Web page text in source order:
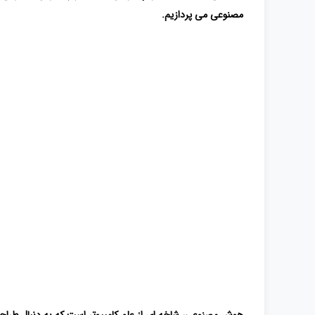
مصنوعی می پردازیم.